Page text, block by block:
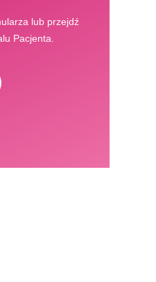
lub przejdź
Pacjenta.